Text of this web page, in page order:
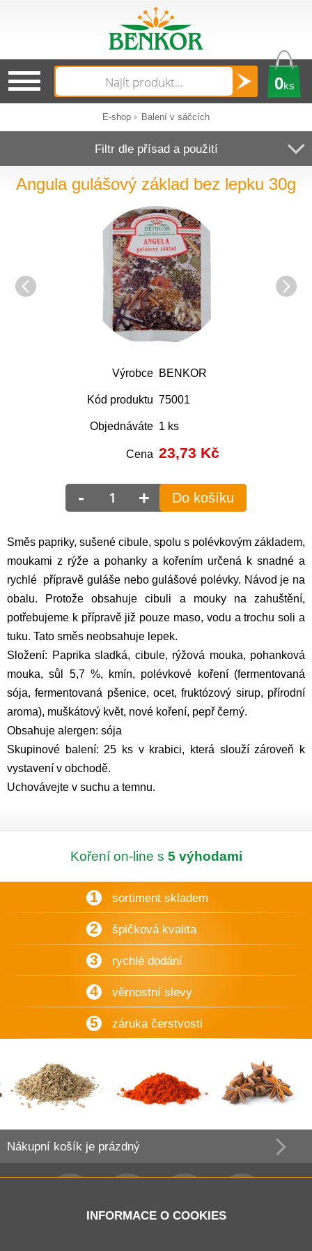
0ks
E-shop Balení v sáčcích
Filtr dle přísad a použití
Angula gulášový základ bez lepku 30g
Výrobce BENKOR
Kód produktu 75001
Objednáváte 1 ks
Cena 23,73 Kč
- + Do košíku
Směs papriky, sušené cibule, spolu s polévkovým základem,
moukami z rýže a pohanky a kořením určená k snadné a
rychlé přípravě guláše nebo gulášové polévky. Návod je na
obalu. Protože obsahuje cibuli a mouky na zahuštění,
potřebujeme k přípravě již pouze maso, vodu a trochu soli a
tuku. Tato směs neobsahuje lepek.
Složení: Paprika sladká, cibule, rýžová mouka, pohanková
mouka, sůl 5,7 %, kmín, polévkové koření (fermentovaná
sója, fermentovaná pšenice, ocet, fruktózový sirup, přírodní
aroma), muškátový květ, nové koření, pepř černý.
Obsahuje alergen: sója
Skupinové balení: 25 ks v krabici, která slouží zároveň k
vystavení v obchodě.
Uchovávejte v suchu a temnu.
Koření on-line s 5 výhodami
1 sortiment skladem
2 špičková kvalita
3 rychlé dodání
4 věrnostní slevy
5 záruka čerstvosti
Nákupní košík je prázdný
INFORMACE O COOKIES